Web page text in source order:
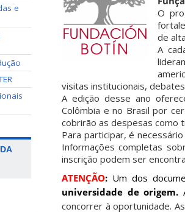
e
O
de
A
visitas institucionais,
A edição desse ano
Colômbia e no Brasil por
cobrirão as despesas como
Para participar, é
Informações completas
inscrição podem ser
ATENÇÃO: Um dos
universidade de origem.
concorrer à oportunidade.